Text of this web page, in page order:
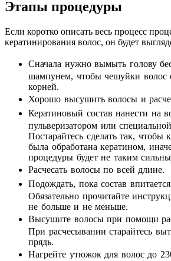
Этапы процедуры
Если коротко описать весь процесс
кератинирования волос, он будет
Сначала нужно вымыть голову
шампунем, чтобы чешуйки волос
корней.
Хорошо высушить волосы и
Кератиновый состав нанести на
пульверизатором или
Постарайтесь сделать так, чтобы
была обработана кератином,
процедуры будет не таким
Расчесать волосы по всей длине.
Подождать, пока состав
Обязательно прочитайте
не больше и не меньше.
Высушите волосы при помощи
При расчесывании старайтесь
прядь.
Нагрейте утюжок для волос до